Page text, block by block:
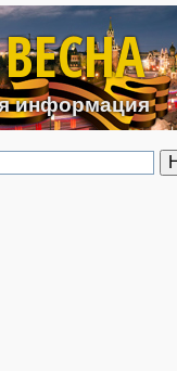
к основному
информация